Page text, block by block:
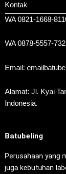
Kontak
WA 0821-1668-
WA 0878-5557-
Email:
Alamat: Jl. Kyai
Indonesia.
Batubeling
Perusahaan yang
juga kebutuhan